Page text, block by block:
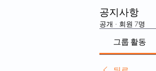
공지사항
공개 · 회원 7명
그룹 활동